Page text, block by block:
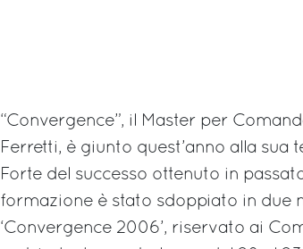
“Convergence”, il Master per
Ferretti, è giunto quest’anno alla sua
Forte del successo ottenuto in
formazione è stato sdoppiato in due
‘Convergence 2006’, riservato ai